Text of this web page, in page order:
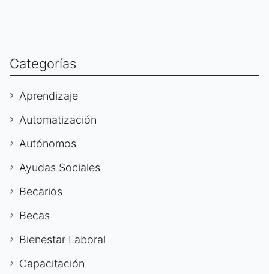
Categorías
Aprendizaje
Automatización
Autónomos
Ayudas Sociales
Becarios
Becas
Bienestar Laboral
Capacitación